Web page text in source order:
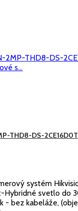
THD8-DS-
systém
Hybridné svetlo do
- bez kabeláže,